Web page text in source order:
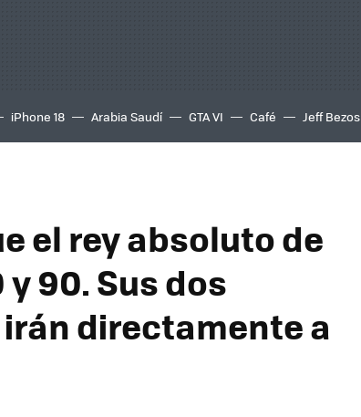
iPhone 18 Arabia Saudí GTA VI Café Jeff Bezos
el rey absoluto de
90. Sus dos
directamente a